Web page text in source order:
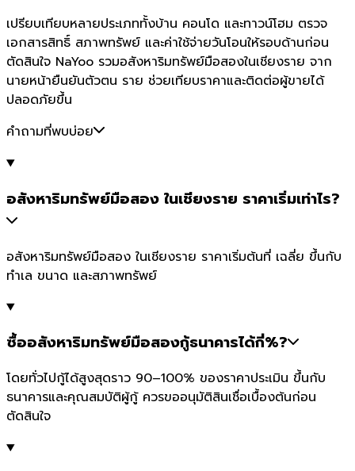
เปรียบเทียบหลายประเภททั้งบ้าน คอนโด และทาวน์โฮม ตรวจ
เอกสารสิทธิ์ สภาพทรัพย์ และค่าใช้จ่ายวันโอนให้รอบด้านก่อน
ตัดสินใจ NaYoo รวมอสังหาริมทรัพย์มือสองในเชียงราย จาก
นายหน้ายืนยันตัวตน ราย ช่วยเทียบราคาและติดต่อผู้ขายได้
ปลอดภัยขึ้น
คำถามที่พบบ่อย
อสังหาริมทรัพย์มือสอง ในเชียงราย ราคาเริ่มเท่าไร?
อสังหาริมทรัพย์มือสอง ในเชียงราย ราคาเริ่มต้นที่ เฉลี่ย ขึ้นกับ
ทำเล ขนาด และสภาพทรัพย์
ซื้ออสังหาริมทรัพย์มือสองกู้ธนาคารได้กี่%?
โดยทั่วไปกู้ได้สูงสุดราว 90–100% ของราคาประเมิน ขึ้นกับ
ธนาคารและคุณสมบัติผู้กู้ ควรขออนุมัติสินเชื่อเบื้องต้นก่อน
ตัดสินใจ